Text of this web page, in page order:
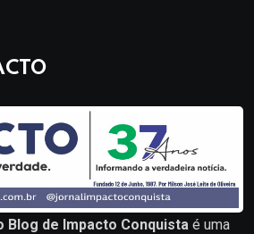
Blog de Impacto Conquista é uma